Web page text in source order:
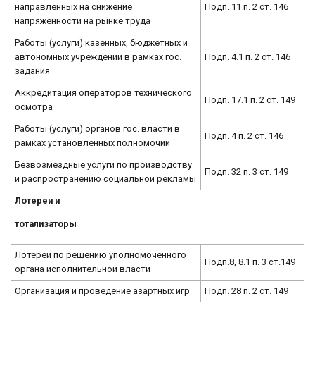
направленных на снижение
напряженности на рынке труда
Подп. 11 п. 2 ст. 146
Работы (услуги) казенных, бюджетных и
автономных учреждений в рамках гос.
задания
Подп. 4.1 п. 2 ст. 146
Аккредитация операторов технического
осмотра
Подп. 17.1 п. 2 ст. 149
Работы (услуги) органов гос. власти в
рамках установленных полномочий
Подп. 4 п. 2 ст. 146
Безвозмездные услуги по производству
и распространению социальной рекламы
Подп. 32 п. 3 ст. 149
Лотереи и
тотализаторы
Лотереи по решению уполномоченного
органа исполнительной власти
Подп.8, 8.1 п. 3 ст.149
Организация и проведение азартных игр Подп. 28 п. 2 ст. 149